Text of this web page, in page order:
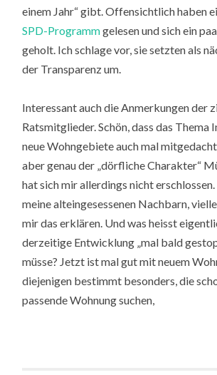
einem Jahr“ gibt. Offensichtlich haben
SPD-Programmgelesen und sich ein
geholt. Ich schlage vor, sie setzten als
der Transparenz um.
Interessant auch die Anmerkungen der
Ratsmitglieder. Schön, dass das
neue Wohngebiete auch mal
aber genau der „dörfliche Charakter“
hat sich mir allerdings nicht
meine alteingesessenen Nachbarn,
mir das erklären. Und was heisst
derzeitige Entwicklung „mal bald
müsse? Jetzt ist mal gut mit neuem
diejenigen bestimmt besonders, die
passende Wohnung suchen,